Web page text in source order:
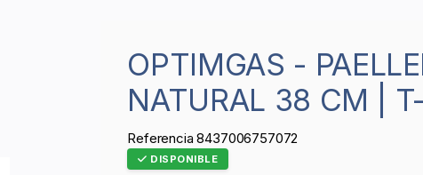
OPTIMGAS - PAELLERO GAS
NATURAL 38 CM |
Referencia 8437006757072
DISPONIBLE